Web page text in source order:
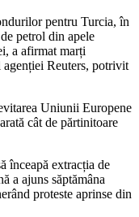
pentru Turcia, în
petrol din apele
a afirmat marți
Reuters, potrivit
Uniunii Europene
cât de părtinitoare
înceapă extracția de
a ajuns săptămâna
proteste aprinse din